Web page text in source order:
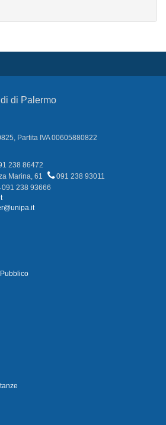
di Palermo
Partita IVA 00605880822
238 86472
Marina, 61
091 238 93011
091 238 93666